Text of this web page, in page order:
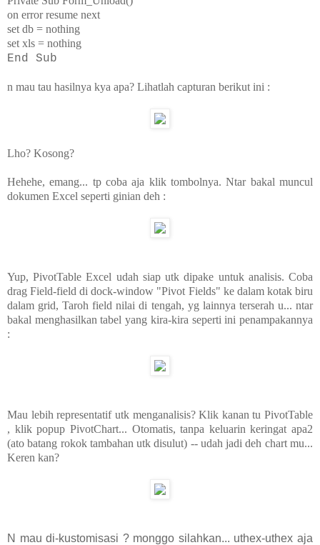
on error resume next
set db = nothing
set xls = nothing
End Sub
n mau tau hasilnya kya apa? Lihatlah capturan berikut ini :
Lho? Kosong?
Hehehe, emang... tp coba aja klik tombolnya. Ntar bakal muncul
dokumen Excel seperti ginian deh :
Yup, PivotTable Excel udah siap utk dipake untuk analisis. Coba
drag Field-field di dock-window "Pivot Fields" ke dalam kotak biru
dalam grid, Taroh field nilai di tengah, yg lainnya terserah u... ntar
bakal menghasilkan tabel yang kira-kira seperti ini penampakannya
:
Mau lebih representatif utk menganalisis? Klik kanan tu PivotTable
, klik popup PivotChart... Otomatis, tanpa keluarin keringat apa2
(ato batang rokok tambahan utk disulut) -- udah jadi deh chart mu...
Keren kan?
N mau di-kustomisasi ? monggo silahkan... uthex-uthex aja